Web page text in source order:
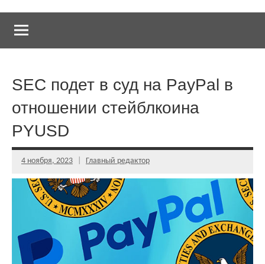
SEC подет в суд на PayPal в
отношении стейблкоина
PYUSD
4 ноября, 2023 Главный редактор